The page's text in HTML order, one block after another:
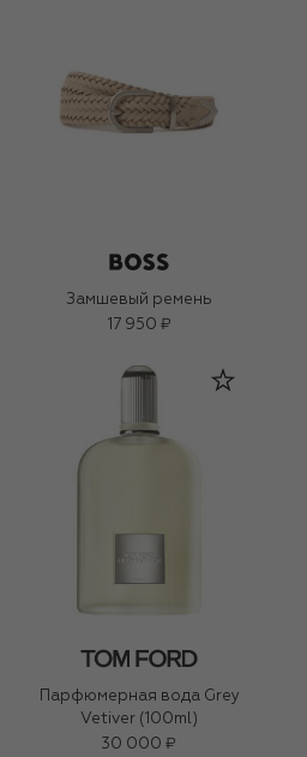
Замшевый ремень
17 950 ₽
Парфюмерная вода Grey
Vetiver (100ml)
30 000 ₽